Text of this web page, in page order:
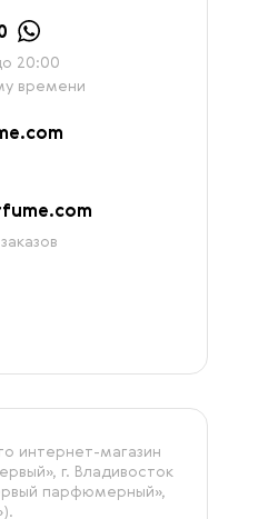
20:00
времени
интернет-магазин
г. Владивосток
парфюмерный»,